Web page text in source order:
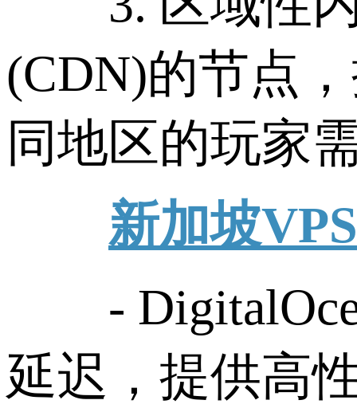
(CDN)的节点
同地区的玩家
新加坡VPS
-
延迟，提供高